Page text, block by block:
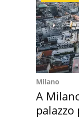
Milano
A